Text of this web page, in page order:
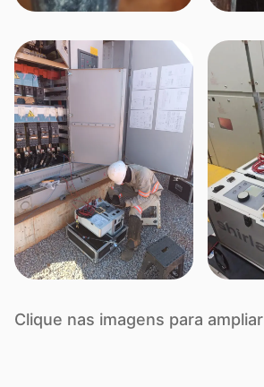
Clique nas imagens para ampliar